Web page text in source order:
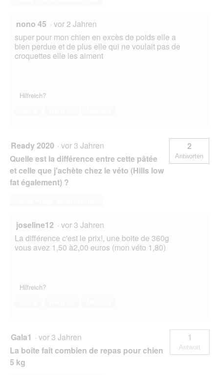
nono 45 · vor 2 Jahren
super pour mon chien en excès de poids elle a
bien perdue et de plus elle qui ne voulait pas de
croquettes elle les aiment
Hilfreich?
Ready 2020 · vor 3 Jahren
Quelle est la différence entre cette pâtée
et celle que j'achète chez le véto (Hills low
fat également) ?
2
Antworten
joseline12 · vor 3 Jahren
La différence c'est le prix!, une boite de 360g
vous avez 1,50 à2,00 euros (mon véto 1,80)
Hilfreich?
Gala1 · vor 3 Jahren
La boîte fait combien de repas pour chien
5 kg
1
Antwort